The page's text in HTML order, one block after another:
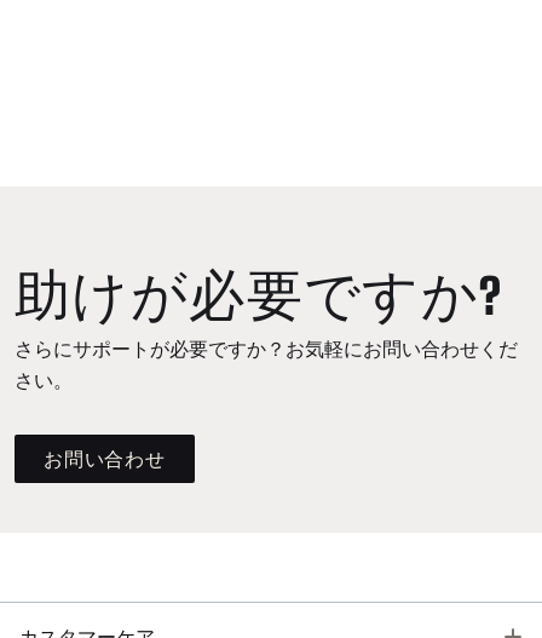
助けが必要ですか?
さらにサポートが必要ですか？お気軽にお問い合わせくだ
さい。
お問い合わせ